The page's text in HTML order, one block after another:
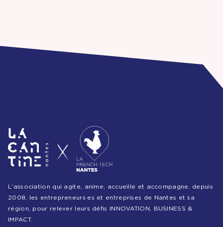
L’association qui agite, anime, accueille et accompagne, depuis
2008, les entrepreneurs·es et entreprises de Nantes et sa
région, pour relever leurs défis INNOVATION, BUSINESS &
IMPACT.